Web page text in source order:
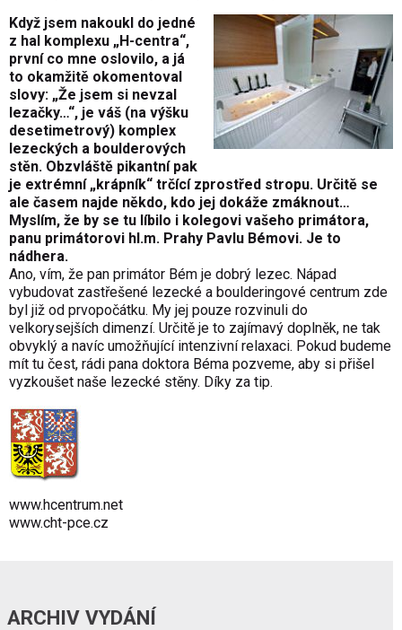
Když jsem nakoukl do jedné
z hal komplexu „H-centra“,
první co mne oslovilo, a já
to okamžitě okomentoval
slovy: „Že jsem si nevzal
lezačky…“, je váš (na výšku
desetimetrový) komplex
lezeckých a boulderových
stěn. Obzvláště pikantní pak
je extrémní „krápník“ trčící zprostřed stropu. Určitě se
ale časem najde někdo, kdo jej dokáže zmáknout…
Myslím, že by se tu líbilo i kolegovi vašeho primátora,
panu primátorovi hl.m. Prahy Pavlu Bémovi. Je to
nádhera.
Ano, vím, že pan primátor Bém je dobrý lezec. Nápad
vybudovat zastřešené lezecké a boulderingové centrum zde
byl již od prvopočátku. My jej pouze rozvinuli do
velkorysejších dimenzí. Určitě je to zajímavý doplněk, ne tak
obvyklý a navíc umožňující intenzivní relaxaci. Pokud budeme
mít tu čest, rádi pana doktora Béma pozveme, aby si přišel
vyzkoušet naše lezecké stěny. Díky za tip.
www.hcentrum.net
www.cht-pce.cz
ARCHIV VYDÁNÍ